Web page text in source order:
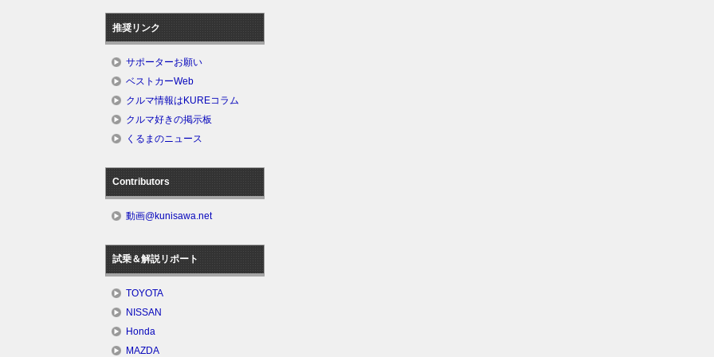
推奨リンク
サポーターお願い
ベストカーWeb
クルマ情報はKUREコラム
クルマ好きの掲示板
くるまのニュース
Contributors
動画@kunisawa.net
試乗＆解説リポート
TOYOTA
NISSAN
Honda
MAZDA